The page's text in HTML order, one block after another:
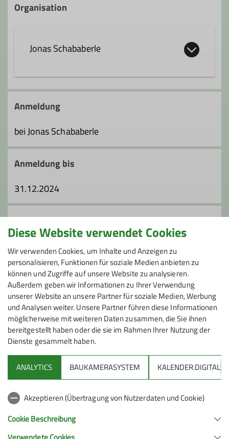
Organisation
Jonas Schababerle
jonas.schababerle@dav-fn.de
Qualifikationen
Ämter
Anmeldung
bei Jonas Schababerle
Anmeldung bis
31.12.2024
Preis
60€ p. PKW
Maximale Teilnehmeranzahl
12
DAV Infos zu Bergsport allgemein
Diese Website verwendet Cookies
Wir verwenden Cookies, um Inhalte und Anzeigen zu
personalisieren, Funktionen für soziale Medien anbieten zu
können und Zugriffe auf unsere Website zu analysieren.
Außerdem geben wir Informationen zu Ihrer Verwendung
unserer Website an unsere Partner für soziale Medien, Werbung
und Analysen weiter. Unsere Partner führen diese Informationen
möglicherweise mit weiteren Daten zusammen, die Sie ihnen
bereitgestellt haben oder die sie im Rahmen Ihrer Nutzung der
Dienste gesammelt haben.
ANALYTICS BAUKAMERASYSTEM KALENDER.DIGITAL
Akzeptieren (Übertragung von Nutzerdaten und Cookie)
Cookie Beschreibung